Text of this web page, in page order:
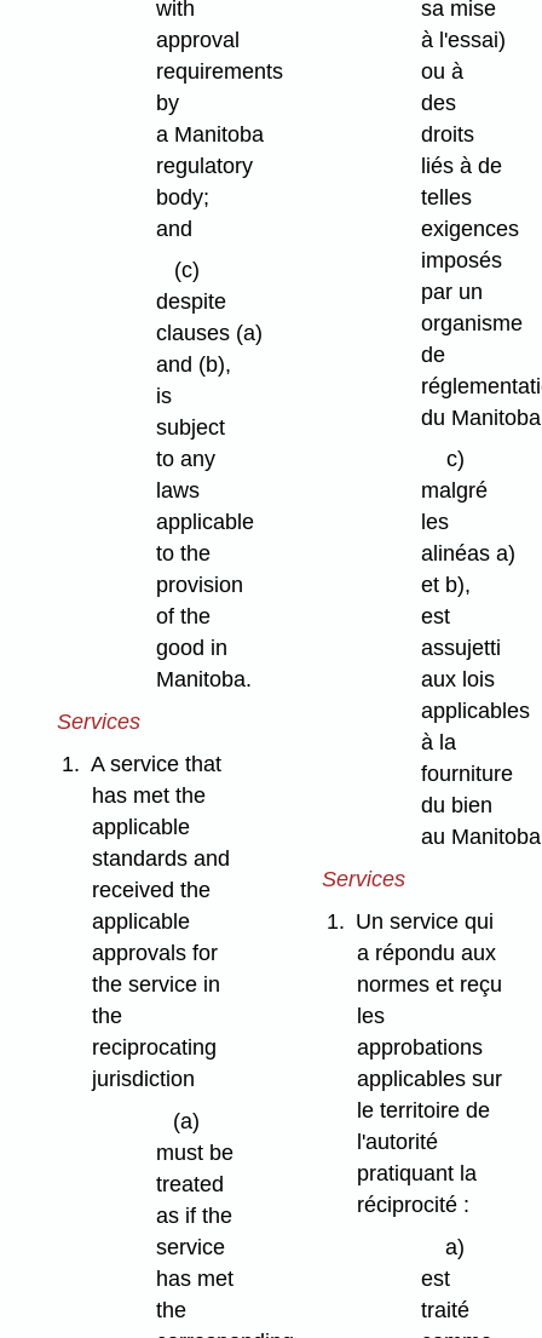
with
approval
requirements
by
a Manitoba
regulatory
body;
and
(c)
despite
clauses (a)
and (b),
is
subject
to any
laws
applicable
to the
provision
of the
good in
Manitoba.
Services
1. A service that
has met the
applicable
standards and
received the
applicable
approvals for
the service in
the
reciprocating
jurisdiction
(a)
must be
treated
as if the
service
has met
the
sa mise
à l'essai)
ou à
des
droits
liés à de
telles
exigences
imposés
par un
organisme
de
du
c)
malgré
les
alinéas a)
et b),
est
assujetti
aux lois
applicables
à la
fourniture
du bien
au
Services
1. Un service qui
a répondu aux
normes et reçu
les
approbations
applicables sur
le territoire de
l'autorité
pratiquant la
réciprocité :
a)
est
traité